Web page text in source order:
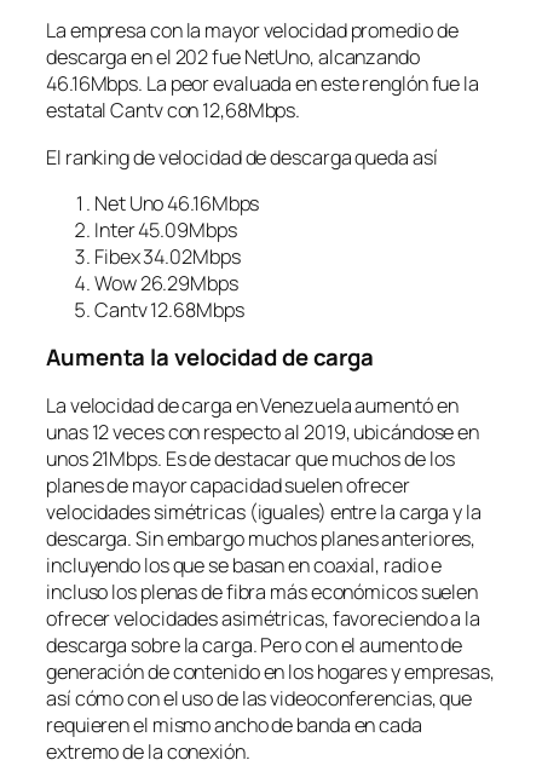
La empresa con la mayor velocidad promedio de
descarga en el 202 fue NetUno, alcanzando
46.16Mbps. La peor evaluada en este renglón fue la
estatal Cantv con 12,68Mbps.
El ranking de velocidad de descarga queda así
Net Uno 46.16Mbps
Inter 45.09Mbps
Fibex 34.02Mbps
Wow 26.29Mbps
Cantv 12.68Mbps
Aumenta la velocidad de carga
La velocidad de carga en Venezuela aumentó en
unas 12 veces con respecto al 2019, ubicándose en
unos 21Mbps. Es de destacar que muchos de los
planes de mayor capacidad suelen ofrecer
velocidades simétricas (iguales) entre la carga y la
descarga. Sin embargo muchos planes anteriores,
incluyendo los que se basan en coaxial, radio e
incluso los plenas de fibra más económicos suelen
ofrecer velocidades asimétricas, favoreciendo a la
descarga sobre la carga. Pero con el aumento de
generación de contenido en los hogares y empresas,
así cómo con el uso de las videoconferencias, que
requieren el mismo ancho de banda en cada
extremo de la conexión.